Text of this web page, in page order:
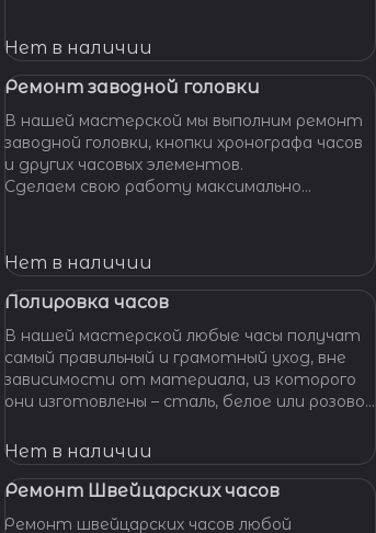
освежаем их внешний вид,
Нет в наличии
Ремонт заводной головки
В нашей мастерской мы выполним ремонт
заводной головки, кнопки хронографа часов
и других часовых элементов.
Сделаем свою работу максимально
Нет в наличии
Полировка часов
В нашей мастерской любые часы получат
самый правильный и грамотный уход, вне
зависимости от материала, из которого
они изготовлены – сталь, белое или розовое
специалисты отполируют практически
любой материал.
Нет в наличии
Ремонт Швейцарских часов
Ремонт швейцарских часов любой